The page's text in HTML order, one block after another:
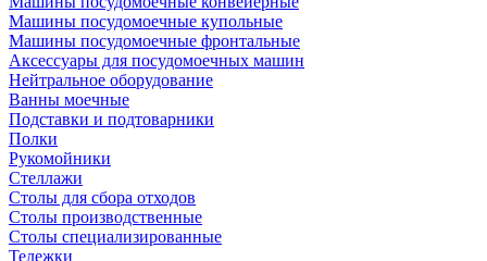
Машины посудомоечные купольные
Машины посудомоечные фронтальные
Аксессуары для посудомоечных машин
Нейтральное оборудование
Ванны моечные
Подставки и подтоварники
Полки
Рукомойники
Стеллажи
Столы для сбора отходов
Столы производственные
Столы специализированные
Тележки